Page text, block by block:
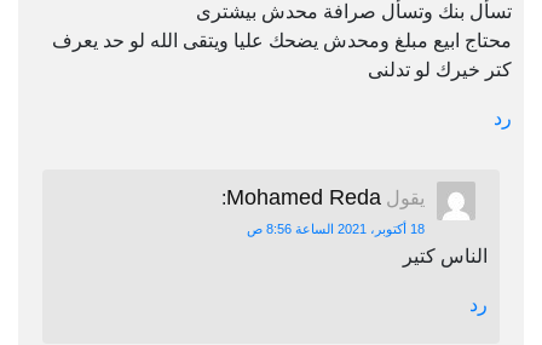
تسأل بنك وتسأل صرافة محدش بيشترى
محتاج ابيع مبلغ ومحدش يضحك عليا ويتقى الله لو حد يعرف
كتر خيرك لو تدلنى
رد
يقول Mohamed Reda
:
18 أكتوبر، 2021 الساعة 8:56 ص
الناس كتير
رد